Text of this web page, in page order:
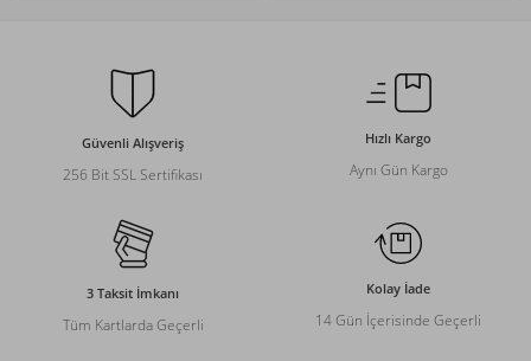
Güvenli Alışveriş
256 Bit SSL Sertifikası
Hızlı Kargo
Aynı Gün Kargo
3 Taksit İmkanı
Tüm Kartlarda Geçerli
Kolay İade
14 Gün İçerisinde Geçerli